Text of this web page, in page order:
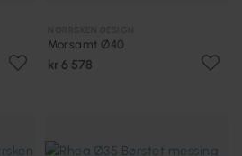
Morsamt Ø40
kr 6 578